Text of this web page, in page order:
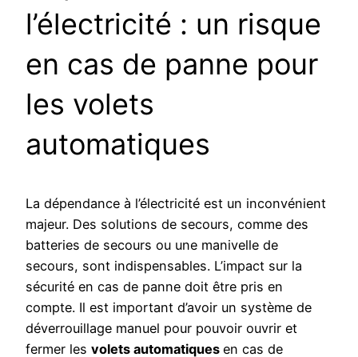
l’électricité : un risque
en cas de panne pour
les volets
automatiques
La dépendance à l’électricité est un inconvénient
majeur. Des solutions de secours, comme des
batteries de secours ou une manivelle de
secours, sont indispensables. L’impact sur la
sécurité en cas de panne doit être pris en
compte. Il est important d’avoir un système de
déverrouillage manuel pour pouvoir ouvrir et
fermer les volets automatiques en cas de